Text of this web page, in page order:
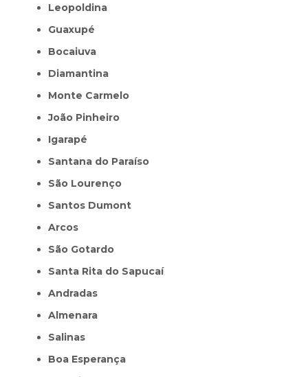
Leopoldina
Guaxupé
Bocaiuva
Diamantina
Monte Carmelo
João Pinheiro
Igarapé
Santana do Paraíso
São Lourenço
Santos Dumont
Arcos
São Gotardo
Santa Rita do Sapucaí
Andradas
Almenara
Salinas
Boa Esperança